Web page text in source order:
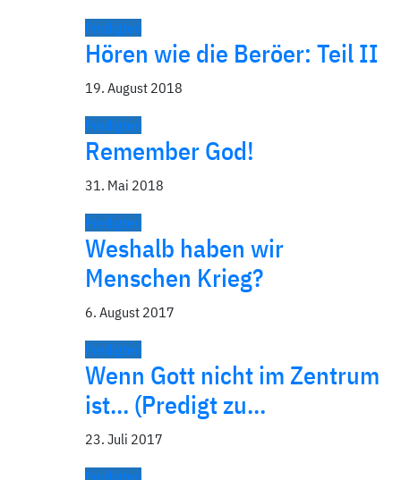
Predigten
Hören wie die Beröer: Teil II
19. August 2018
Predigten
Remember God!
31. Mai 2018
Predigten
Weshalb haben wir
Menschen Krieg?
6. August 2017
Predigten
Wenn Gott nicht im Zentrum
ist… (Predigt zu…
23. Juli 2017
Predigten